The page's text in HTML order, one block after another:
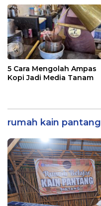
«
5 Cara Mengolah Ampas
Kopi Jadi Media Tanam
rumah kain pantang